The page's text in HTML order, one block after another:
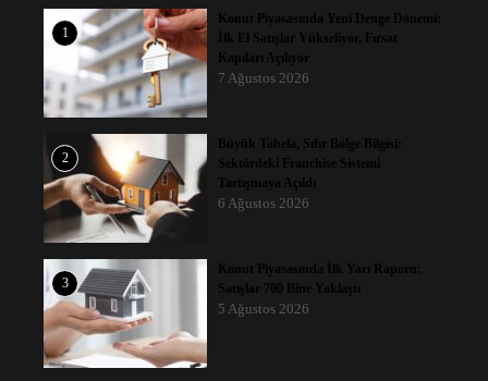
1
Konut Piyasasında Yeni Denge Dönemi:
İlk El Satışlar Yükseliyor, Fırsat
Kapıları Açılıyor
7 Ağustos 2026
2
Büyük Tabela, Sıfır Bölge Bilgisi:
Sektördeki Franchise Sistemi
Tartışmaya Açıldı
6 Ağustos 2026
3
Konut Piyasasında İlk Yarı Raporu:
Satışlar 700 Bine Yaklaştı
5 Ağustos 2026